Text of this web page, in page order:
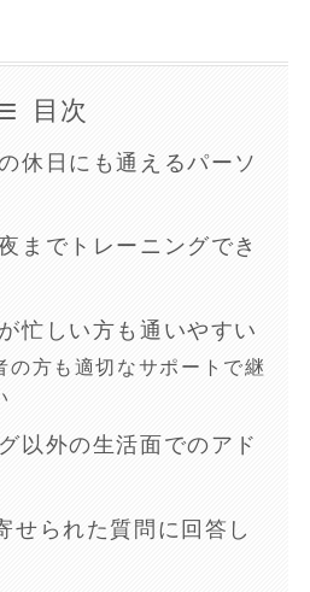
目次
休日にも通えるパーソ
までトレーニングでき
忙しい方も通いやすい
の方も適切なサポートで継
以外の生活面でのアド
せられた質問に回答し